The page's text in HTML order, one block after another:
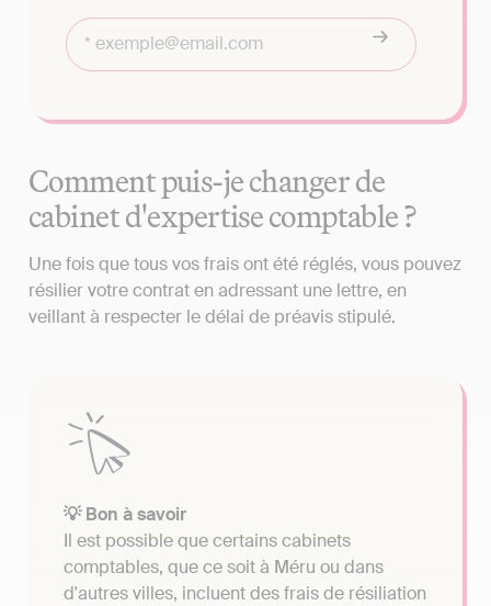
Comment puis-je changer de
cabinet d'expertise comptable ?
Une fois que tous vos frais ont été réglés, vous pouvez
résilier votre contrat en adressant une lettre, en
veillant à respecter le délai de préavis stipulé.
💡 Bon à savoir
Il est possible que certains cabinets
comptables, que ce soit à Méru ou dans
d'autres villes, incluent des frais de résiliation